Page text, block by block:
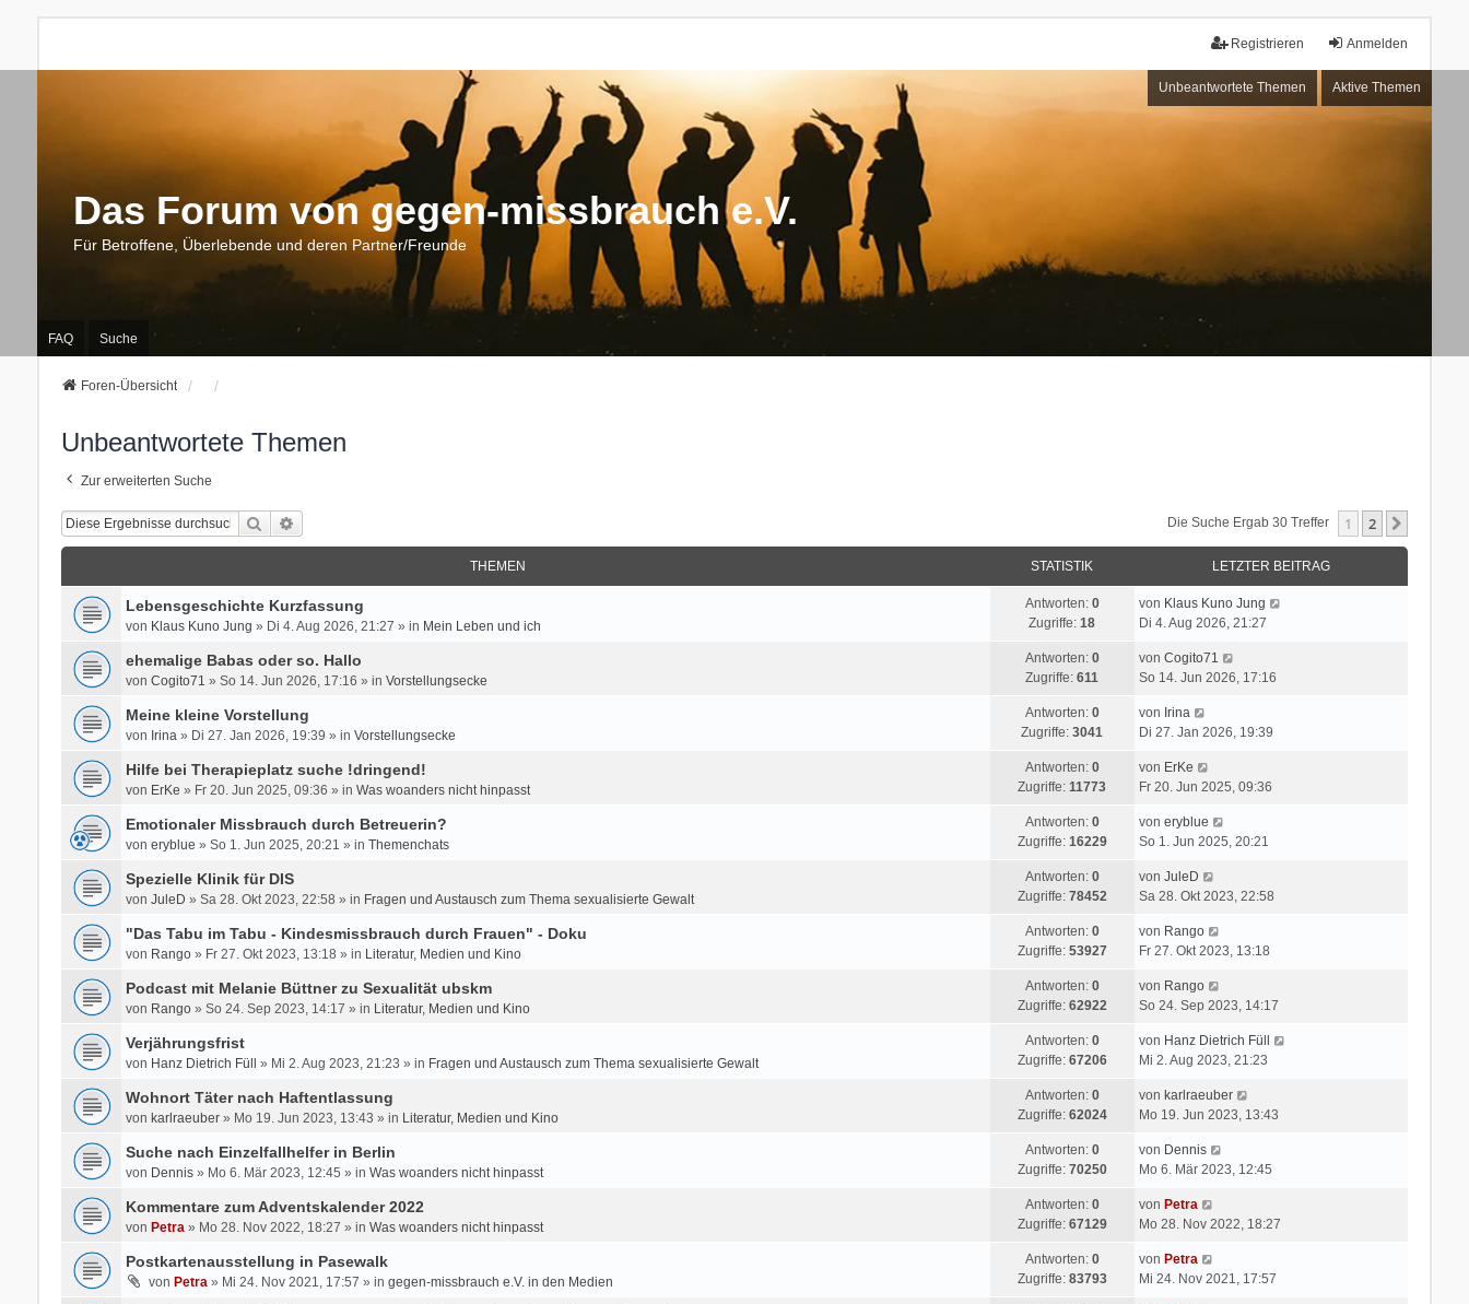
Anmelden
Registrieren
Unbeantwortete Themen Aktive Themen
Das Forum von gegen-missbrauch e.V.
Für Betroffene, Überlebende und deren Partner/Freunde
FAQ Suche
Foren-Übersicht
Unbeantwortete Themen
Zur erweiterten Suche
Suche Die Suche Ergab 30 Treffer 1 2
THEMEN STATISTIK LETZTER BEITRAG
Lebensgeschichte Kurzfassung
von Klaus Kuno Jung » Di 4. Aug 2026, 21:27 » in Mein Leben und ich
Antworten: 0
Zugriffe:18
von Klaus Kuno Jung
Di 4. Aug 2026, 21:27
ehemalige Babas oder so. Hallo
von Cogito71 » So 14. Jun 2026, 17:16 » in Vorstellungsecke
Antworten: 0
Zugriffe:611
von Cogito71
So 14. Jun 2026, 17:16
Meine kleine Vorstellung
von Irina» Di 27. Jan 2026, 19:39 » in Vorstellungsecke
Antworten: 0
Zugriffe:3041
von Irina
Di 27. Jan 2026, 19:39
Hilfe bei Therapieplatz suche !dringend!
von ErKe » Fr 20. Jun 2025, 09:36 » in Was woanders nicht hinpasst
Antworten: 0
Zugriffe:11773
von ErKe
Fr 20. Jun 2025, 09:36
Emotionaler Missbrauch durch Betreuerin?
von eryblue » So 1. Jun 2025, 20:21 » in Themenchats
Antworten: 0
Zugriffe: 16229
von eryblue
So 1. Jun 2025, 20:21
Spezielle Klinik für DIS
von JuleD » Sa 28. Okt 2023, 22:58 » in Fragen und Austausch zum Thema sexualisierte Gewalt
Antworten: 0
Zugriffe: 78452
von JuleD
Sa 28. Okt 2023, 22:58
"Das Tabu im Tabu - Kindesmissbrauch durch Frauen" - Doku
von Rango» Fr 27. Okt 2023, 13:18 » in Literatur, Medien und Kino
Antworten: 0
Zugriffe: 53927
von Rango
Fr 27. Okt 2023, 13:18
Podcast mit Melanie Büttner zu Sexualität ubskm
von Rango» So 24. Sep 2023, 14:17 » in Literatur, Medien und Kino
Antworten: 0
Zugriffe: 62922
von Rango
So 24. Sep 2023, 14:17
Verjährungsfrist
von Hanz Dietrich Füll » Mi 2. Aug 2023, 21:23 » in Fragen und Austausch zum Thema sexualisierte Gewalt
Antworten: 0
Zugriffe: 67206
von Hanz Dietrich Füll
Mi 2. Aug 2023, 21:23
Wohnort Täter nach Haftentlassung
von karlraeuber» Mo 19. Jun 2023, 13:43 » in Literatur, Medien und Kino
Antworten: 0
Zugriffe: 62024
von karlraeuber
Mo 19. Jun 2023, 13:43
Suche nach Einzelfallhelfer in Berlin
von Dennis» Mo 6. Mär 2023, 12:45 » in Was woanders nicht hinpasst
Antworten: 0
Zugriffe: 70250
von Dennis
Mo 6. Mär 2023, 12:45
Kommentare zum Adventskalender 2022
von Petra» Mo 28. Nov 2022, 18:27 » in Was woanders nicht hinpasst
Antworten: 0
Zugriffe: 67129
von Petra
Mo 28. Nov 2022, 18:27
Postkartenausstellung in Pasewalk
von Petra» Mi 24. Nov 2021, 17:57 » in gegen-missbrauch e.V. in den Medien
Antworten: 0
Zugriffe: 83793
von Petra
Mi 24. Nov 2021, 17:57